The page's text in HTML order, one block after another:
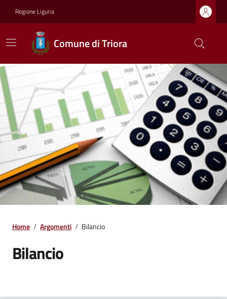
Regione Liguria
Comune di Triora
Home / Argomenti / Bilancio
Bilancio